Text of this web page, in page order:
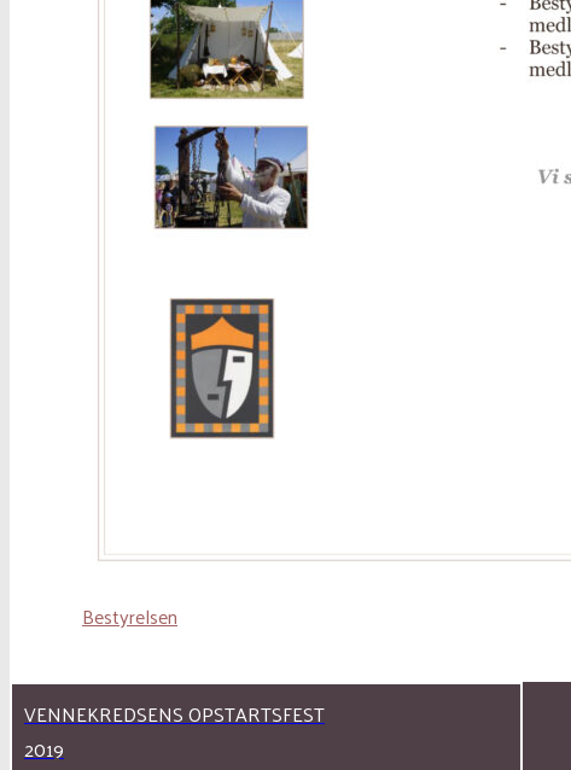
Bestyrelsen
VENNEKREDSENS OPSTARTSFEST
2019